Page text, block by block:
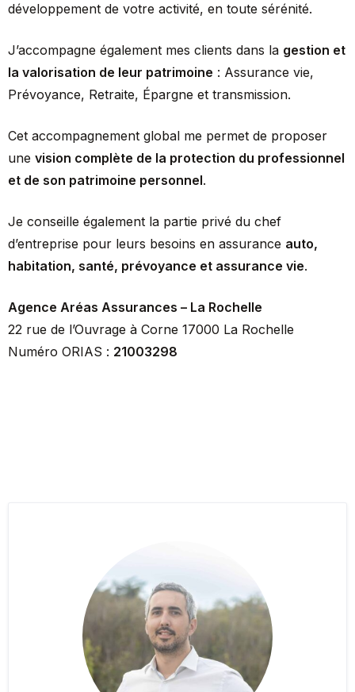
développement de votre activité, en toute sérénité.
J’accompagne également mes clients dans la gestion et
la valorisation de leur patrimoine : Assurance vie,
Prévoyance, Retraite, Épargne et transmission.
Cet accompagnement global me permet de proposer
une vision complète de la protection du professionnel
et de son patrimoine personnel.
Je conseille également la partie privé du chef
d’entreprise pour leurs besoins en assurance auto,
habitation, santé, prévoyance et assurance vie.
Agence Aréas Assurances – La Rochelle
22 rue de l’Ouvrage à Corne 17000 La Rochelle
Numéro ORIAS : 21003298